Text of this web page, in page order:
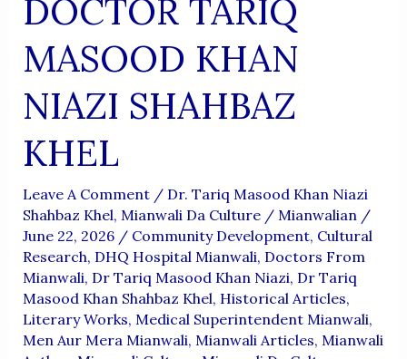
DOCTOR TARIQ
MASOOD KHAN
NIAZI SHAHBAZ
KHEL
Leave A Comment / Dr. Tariq Masood Khan Niazi
Shahbaz Khel, Mianwali Da Culture/ Mianwalian /
June 22, 2026 / Community Development, Cultural
Research, DHQ Hospital Mianwali, Doctors From
Mianwali, Dr Tariq Masood Khan Niazi, Dr Tariq
Masood Khan Shahbaz Khel, Historical Articles,
Literary Works, Medical Superintendent Mianwali,
Men Aur Mera Mianwali, Mianwali Articles, Mianwali